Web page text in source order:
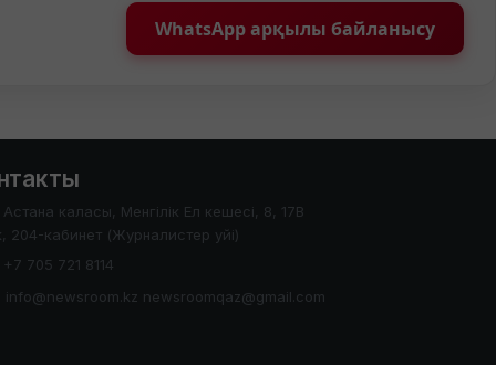
WhatsApp арқылы байланысу
Астана каласы, Менгілік Ел кешесі, 8, 17В
204-кабинет (Журналистер уйі)
+7 705 721 8114
info@newsroom.kz newsroomqaz@gmail.com